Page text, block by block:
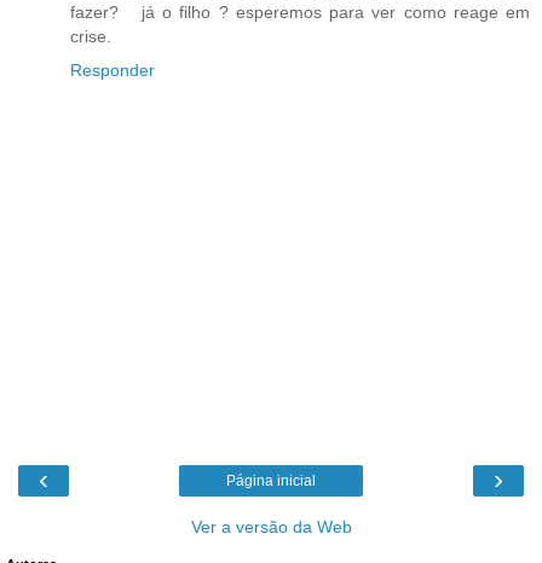
fazer? já o filho ? esperemos para ver como reage em
crise.
Responder
‹ ›
Página inicial
Ver a versão da Web